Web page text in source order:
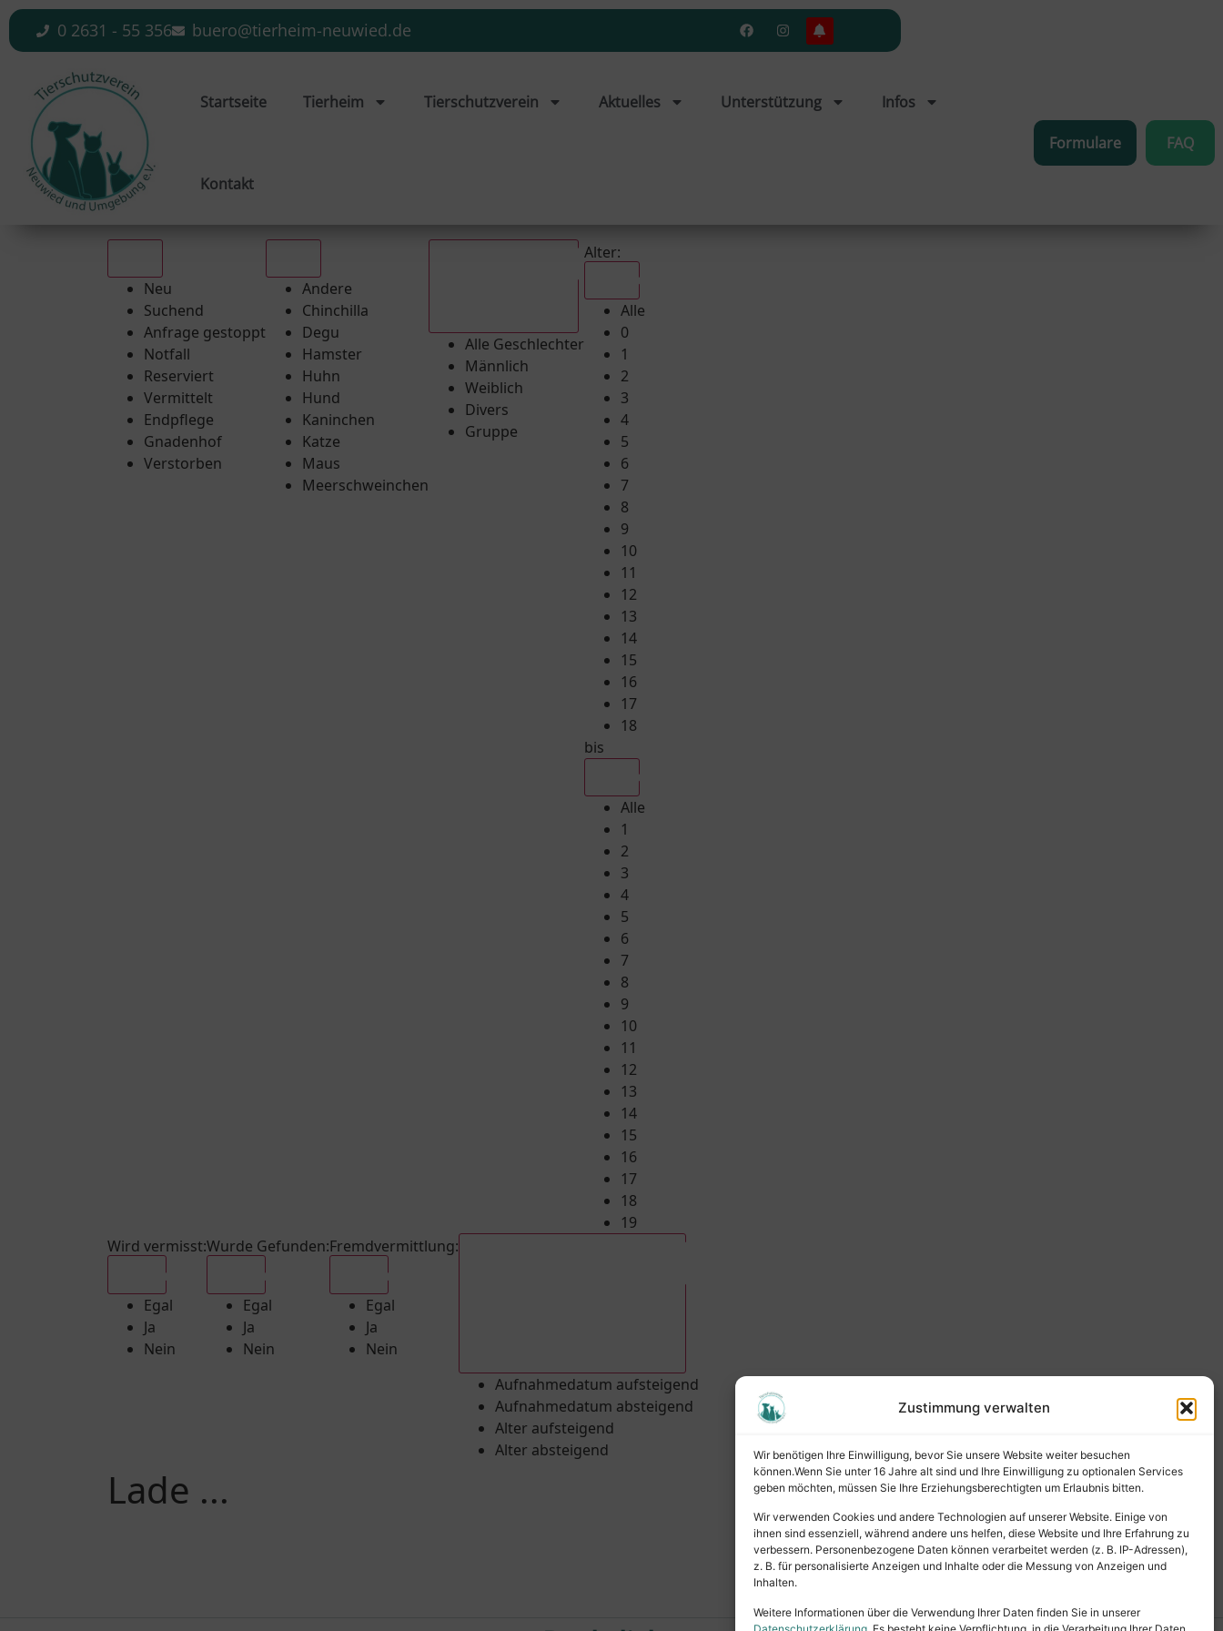
Zustimmung verwalten
Wir benötigen Ihre Einwilligung, bevor Sie unsere Website weiter besuchen
können.Wenn Sie unter 16 Jahre alt sind und Ihre Einwilligung zu optionalen Services
geben möchten, müssen Sie Ihre Erziehungsberechtigten um Erlaubnis bitten.
Wir verwenden Cookies und andere Technologien auf unserer Website. Einige von
ihnen sind essenziell, während andere uns helfen, diese Website und Ihre Erfahrung zu
verbessern. Personenbezogene Daten können verarbeitet werden (z. B. IP-Adressen),
z. B. für personalisierte Anzeigen und Inhalte oder die Messung von Anzeigen und
Inhalten.
Weitere Informationen über die Verwendung Ihrer Daten finden Sie in unserer
0 2631 - 55 356 buero@tierheim-neuwied.de
Startseite Tierheim Tierschutzverein Aktuelles Unterstützung Infos
Kontakt
Formulare FAQ
Neu
Suchend
Anfrage gestoppt
Notfall
Reserviert
Vermittelt
Endpflege
Gnadenhof
Verstorben
Andere
Chinchilla
Degu
Hamster
Huhn
Hund
Kaninchen
Katze
Maus
Meerschweinchen
Alle Geschlechter
Männlich
Weiblich
Divers
Gruppe
Alter:
Alle
0
1
2
3
4
5
6
7
8
9
10
11
12
13
14
15
16
17
18
bis
Alle
1
2
3
4
5
6
7
8
9
10
11
12
13
14
15
16
17
18
19
Wird vermisst:
Egal
Ja
Nein
Wurde Gefunden:
Egal
Ja
Nein
Fremdvermittlung:
Egal
Ja
Nein
Aufnahmedatum aufsteigend
Aufnahmedatum absteigend
Alter aufsteigend
Alter absteigend
Lade ...